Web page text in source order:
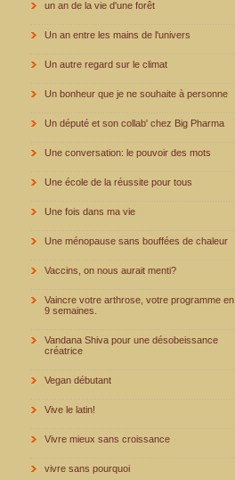
un an de la vie d'une forêt
Un an entre les mains de l'univers
Un autre regard sur le climat
Un bonheur que je ne souhaite à personne
Un député et son collab' chez Big Pharma
Une conversation: le pouvoir des mots
Une école de la réussite pour tous
Une fois dans ma vie
Une ménopause sans bouffées de chaleur
Vaccins, on nous aurait menti?
Vaincre votre arthrose, votre programme en
9 semaines.
Vandana Shiva pour une désobeissance
créatrice
Vegan débutant
Vive le latin!
Vivre mieux sans croissance
vivre sans pourquoi